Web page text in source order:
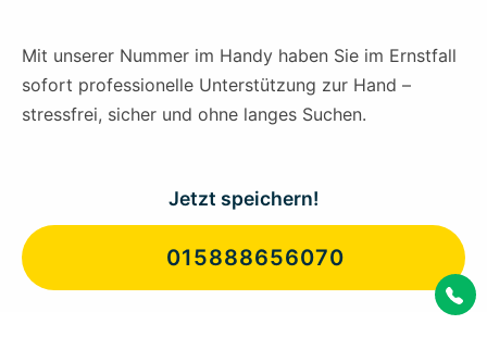
Mit unserer Nummer im Handy haben Sie im Ernstfall
sofort professionelle Unterstützung zur Hand –
stressfrei, sicher und ohne langes Suchen.
Jetzt speichern!
015888656070